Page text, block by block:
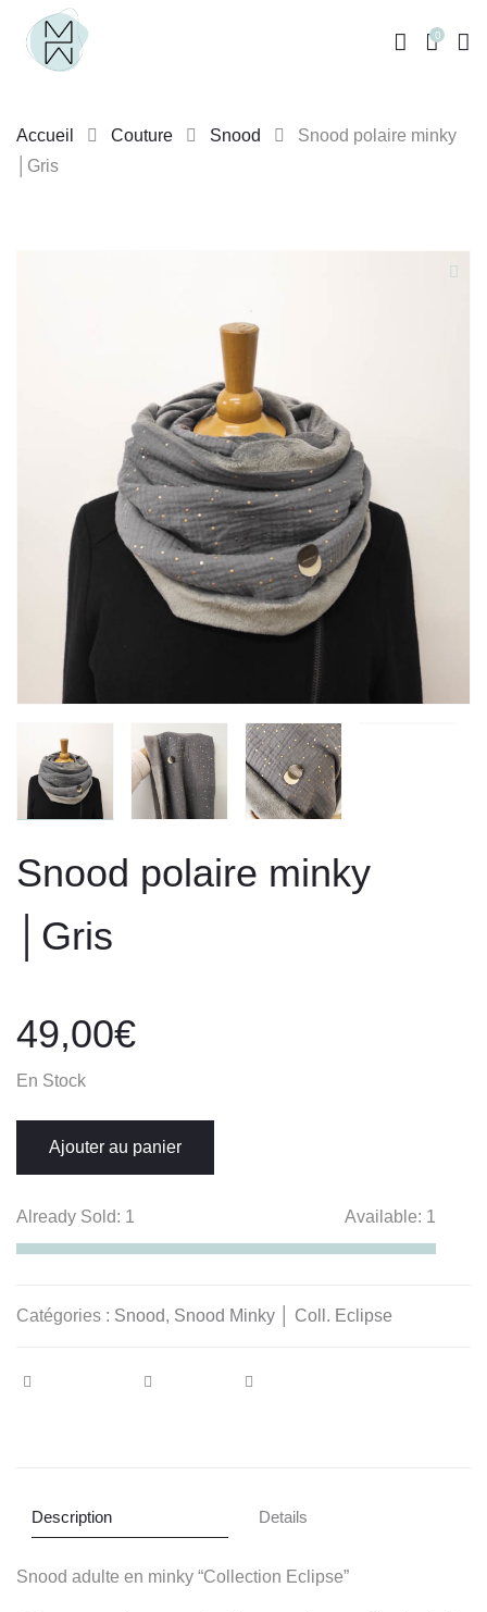
0
Accueil Couture Snood
Snood polaire minky
│Gris
Snood polaire minky
│Gris
49,00€
En Stock
Ajouter au panier
Already Sold: 1 Available: 1
Catégories : Snood, Snood Minky │ Coll. Eclipse
Description Details
Snood adulte en minky “Collection Eclipse”